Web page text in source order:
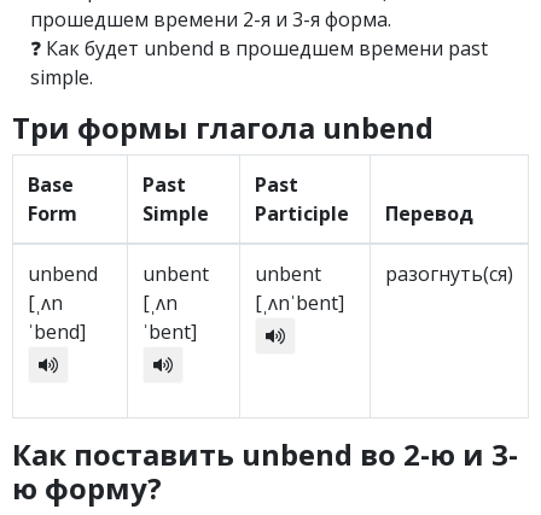
прошедшем времени 2-я и 3-я форма.
❓ Как будет unbend в прошедшем времени past
simple.
Три формы глагола unbend
Base
Form
Past
Simple
Past
Participle
Перевод
unbend
[ˌʌn
ˈbend]
unbent
[ˌʌn
ˈbent]
unbent
[ˌʌnˈbent]
разогнуть(ся)
Как поставить unbend во 2-ю и 3-
ю форму?